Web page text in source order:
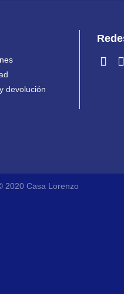
devolución
2020 Casa Lorenzo